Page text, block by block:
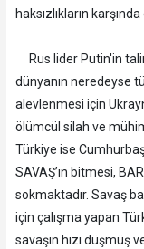
haksızlıkların
Rus lider Putin'in
dünyanın neredeyse
alevlenmesi için
ölümcül silah ve
Türkiye ise
SAVAŞ’ın bitmesi,
sokmaktadır. Savaş
için çalışma yapan
savaşın hızı düşmüş